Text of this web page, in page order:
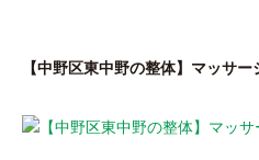
【中野区東中野の整体】マッサ